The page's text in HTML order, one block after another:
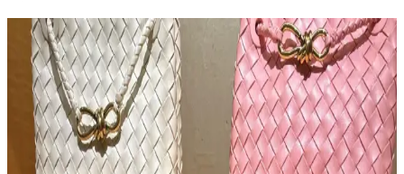
Opus Emiliano Aemilianus Mini Çantası: Sanat ve
El İşçiliğinin Özgün Buluşması
Opus Emiliano'nun Aemilianus Mini modeli, özgün geometrik
tasarımı ve yüksek işçilik kalitesiyle lüks çanta pazarında estetik ve
koleksiyon değeri sunuyor.
Vestiaire Collective Üzerinden Çanta Alırken